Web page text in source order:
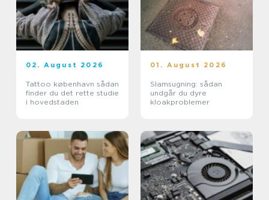
02. August 2026
Tattoo københavn sådan
finder du det rette studie
i hovedstaden
01. August 2026
Slamsugning: sådan
undgår du dyre
kloakproblemer